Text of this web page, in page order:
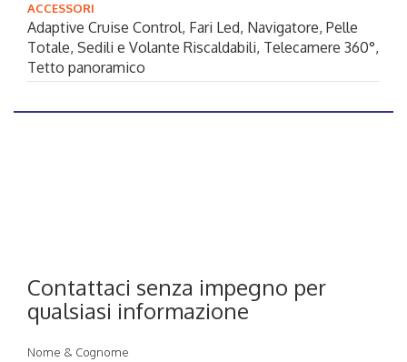
ACCESSORI
Adaptive Cruise Control, Fari Led, Navigatore, Pelle
Totale, Sedili e Volante Riscaldabili, Telecamere 360°,
Tetto panoramico
Contattaci senza impegno per
qualsiasi informazione
Nome & Cognome